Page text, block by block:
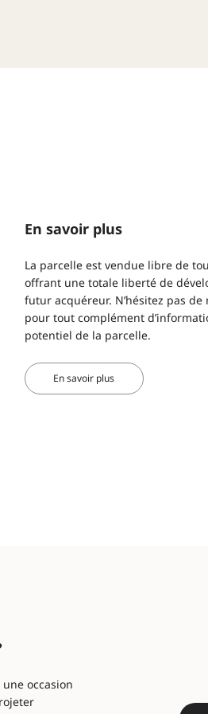
En savoir plus
La parcelle est vendue libre de
offrant une totale liberté de
futur acquéreur. N’hésitez pas de
pour tout complément
potentiel de la parcelle.
En savoir plus
occasion